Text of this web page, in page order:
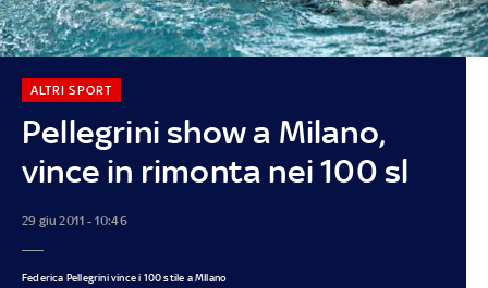
Pellegrini show a Milano,
vince in rimonta nei 100 sl
ALTRI SPORT
29 giu 2011 - 10:46
Federica Pellegrini vince i 100 stile a MIlano